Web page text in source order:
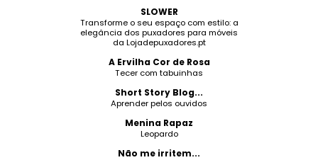
SLOWER
Transforme o seu espaço com estilo: a
elegância dos puxadores para móveis
da Lojadepuxadores.pt
A Ervilha Cor de Rosa
Tecer com tabuinhas
Short Story Blog...
Aprender pelos ouvidos
Menina Rapaz
Leopardo
Não me irritem...